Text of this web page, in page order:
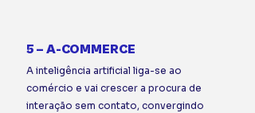
5 – A-COMMERCE
A inteligência artificial liga-se ao
comércio e vai crescer a procura de
interação sem contato, convergindo